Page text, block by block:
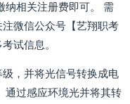
纳相关注册费即可。 需
微信公众号【艺翔职考
试信息。
，并将光信号转换成电
通过感应环境光并将其转